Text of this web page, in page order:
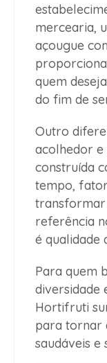
mercearia,
açougue
quem
do fim de
Outro
acolhedor e
construída
tempo,
referência
é qualidade
Para quem
diversidade
Hortifruti
para tornar
saudáveis e